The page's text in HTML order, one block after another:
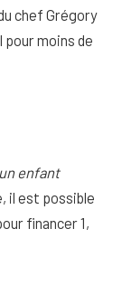
chef Grégory
pour moins de
enfant
il est possible
financer 1,